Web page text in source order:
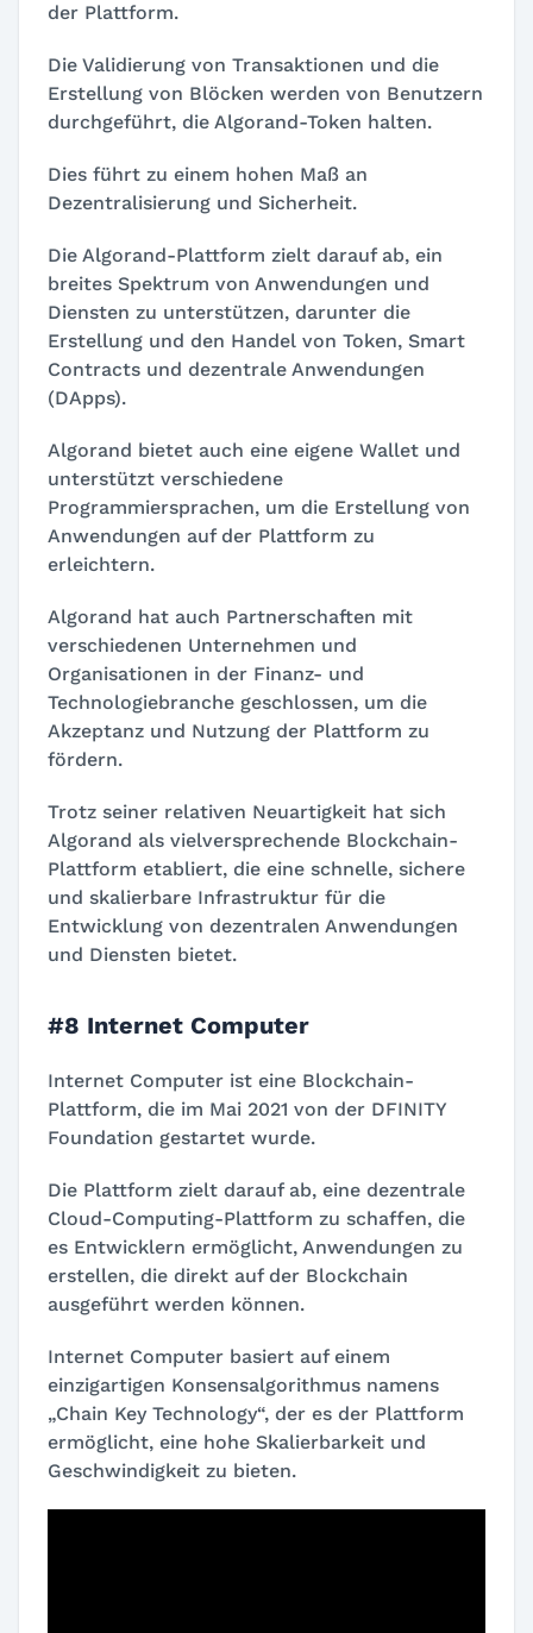
der Plattform.
Die Validierung von Transaktionen und die
Erstellung von Blöcken werden von Benutzern
durchgeführt, die Algorand-Token halten.
Dies führt zu einem hohen Maß an
Dezentralisierung und Sicherheit.
Die Algorand-Plattform zielt darauf ab, ein
breites Spektrum von Anwendungen und
Diensten zu unterstützen, darunter die
Erstellung und den Handel von Token, Smart
Contracts und dezentrale Anwendungen
(DApps).
Algorand bietet auch eine eigene Wallet und
unterstützt verschiedene
Programmiersprachen, um die Erstellung von
Anwendungen auf der Plattform zu
erleichtern.
Algorand hat auch Partnerschaften mit
verschiedenen Unternehmen und
Organisationen in der Finanz- und
Technologiebranche geschlossen, um die
Akzeptanz und Nutzung der Plattform zu
fördern.
Trotz seiner relativen Neuartigkeit hat sich
Algorand als vielversprechende Blockchain-
Plattform etabliert, die eine schnelle, sichere
und skalierbare Infrastruktur für die
Entwicklung von dezentralen Anwendungen
und Diensten bietet.
#8 Internet Computer
Internet Computer ist eine Blockchain-
Plattform, die im Mai 2021 von der DFINITY
Foundation gestartet wurde.
Die Plattform zielt darauf ab, eine dezentrale
Cloud-Computing-Plattform zu schaffen, die
es Entwicklern ermöglicht, Anwendungen zu
erstellen, die direkt auf der Blockchain
ausgeführt werden können.
Internet Computer basiert auf einem
einzigartigen Konsensalgorithmus namens
„Chain Key Technology“, der es der Plattform
ermöglicht, eine hohe Skalierbarkeit und
Geschwindigkeit zu bieten.